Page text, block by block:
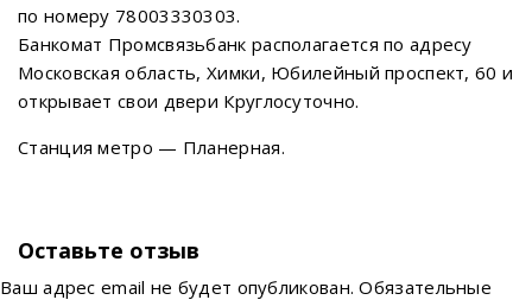
по номеру 78003330303.
Банкомат Промсвязьбанк располагается по адресу
Московская область, Химки, Юбилейный проспект, 60 и
открывает свои двери Круглосуточно.
Станция метро — Планерная.
Оставьте отзыв
Ваш адрес email не будет опубликован. Обязательные